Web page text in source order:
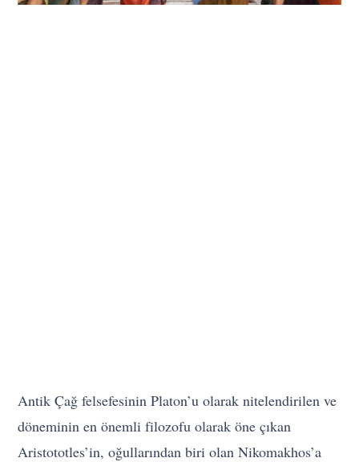
Antik Çağ felsefesinin Platon’u olarak nitelendirilen ve
döneminin en önemli filozofu olarak öne çıkan
Aristototles’in, oğullarından biri olan Nikomakhos’a